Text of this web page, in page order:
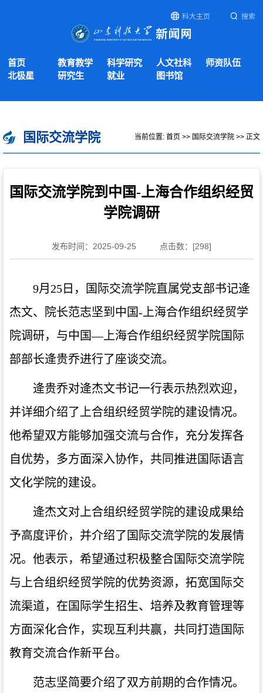
科大主页 搜索
首页 教育教学 科学研究 人文社科
师资队伍
北极星
研究生 就业 图书馆
国际交流学院 当前位置: 首页 >> 国际交流学院 >> 正文
国际交流学院到中国-上海合作组织经贸
学院调研
发布时间：2025-09-25 点击数：[298]
9月25日，国际交流学院直属党支部书记逄
杰文、院长范志坚到中国-上海合作组织经贸学
院调研，与中国—上海合作组织经贸学院国际
部部长逄贵乔进行了座谈交流。
逄贵乔对逄杰文书记一行表示热烈欢迎，
并详细介绍了上合组织经贸学院的建设情况。
他希望双方能够加强交流与合作，充分发挥各
自优势，多方面深入协作，共同推进国际语言
文化学院的建设。
逄杰文对上合组织经贸学院的建设成果给
予高度评价，并介绍了国际交流学院的发展情
况。他表示，希望通过积极整合国际交流学院
与上合组织经贸学院的优势资源，拓宽国际交
流渠道，在国际学生招生、培养及教育管理等
方面深化合作，实现互利共赢，共同打造国际
教育交流合作新平台。
范志坚简要介绍了双方前期的合作情况。